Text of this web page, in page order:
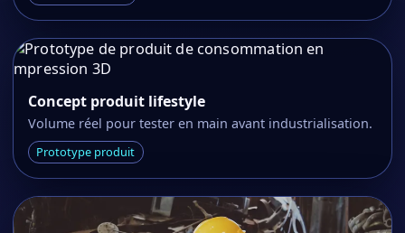
Concept produit lifestyle
Volume réel pour tester en main avant industrialisation.
Prototype produit